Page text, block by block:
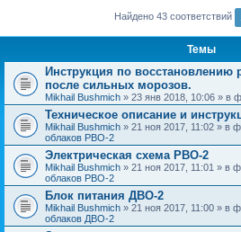
Найдено 43 соответствий
Темы
Инструкция по восстановлению
после сильных морозов.
Mikhail Bushmich » 23 янв 2018, 10:06 » в
Техническое описание и
Mikhail Bushmich » 21 ноя 2017, 11:02 » в
облаков РВО-2
Электрическая схема РВО-2
Mikhail Bushmich » 21 ноя 2017, 11:01 » в
облаков РВО-2
Блок питания ДВО-2
Mikhail Bushmich » 21 ноя 2017, 11:00 » в
облаков ДВО-2